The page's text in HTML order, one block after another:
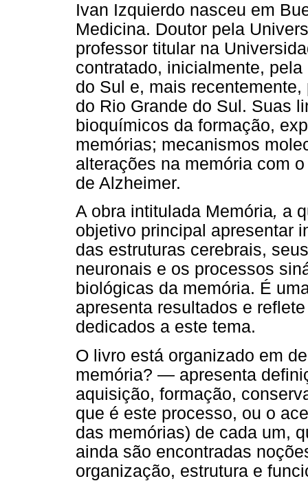
Ivan Izquierdo nasceu em
Medicina. Doutor pela
professor titular na
contratado, inicialmente,
do Sul e, mais
do Rio Grande do Sul. Suas
bioquímicos da formação,
memórias; mecanismos
alterações na memória com
de Alzheimer.
A obra intitulada Memória, a
objetivo principal apresentar
das estruturas cerebrais,
neuronais e os processos
biológicas da memória. É
apresenta resultados e
dedicados a este tema.
O livro está organizado em
memória? — apresenta
aquisição, formação,
que é este processo, ou o
das memórias) de cada um,
ainda são encontradas
organização, estrutura e